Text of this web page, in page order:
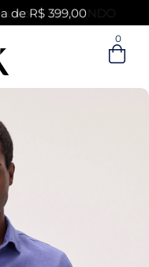
de R$ 399,00
0